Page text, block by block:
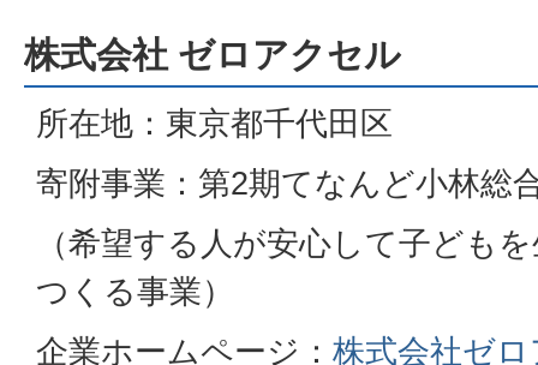
株式会社 ゼロアクセル
所在地：東京都千代田区
寄附事業：第2期てなんど小林総
（希望する人が安心して子ども
つくる事業）
企業ホームページ： 株式会社ゼ